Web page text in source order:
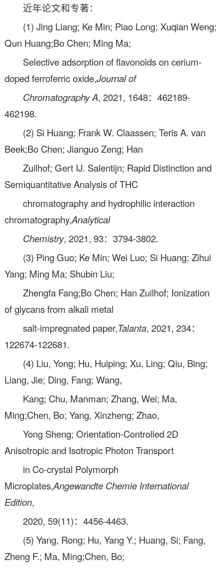
近年论文和专著：
(1) Jing Liang; Ke Min; Piao Long; Xuqian Weng;
Qun Huang;Bo Chen; Ming Ma;
Selective adsorption of flavonoids on cerium-
doped ferroferric oxide,Journal of
Chromatography A, 2021, 1648：462189-
462198.
(2) Si Huang; Frank W. Claassen; Teris A. van
Beek;Bo Chen; Jianguo Zeng; Han
Zuilhof; Gert IJ. Salentijn; Rapid Distinction and
Semiquantitative Analysis of THC
chromatography and hydrophilic interaction
chromatography,Analytical
Chemistry, 2021, 93：3794-3802.
(3) Ping Guo; Ke Min; Wei Luo; Si Huang; Zihui
Yang; Ming Ma; Shubin Liu;
Zhengfa Fang;Bo Chen; Han Zuilhof; Ionization
of glycans from alkali metal
salt-impregnated paper,Talanta, 2021, 234：
122674-122681.
(4) Liu, Yong; Hu, Huiping; Xu, Ling; Qiu, Bing;
Liang, Jie; Ding, Fang; Wang,
Kang; Chu, Manman; Zhang, Wei; Ma,
Ming;Chen, Bo; Yang, Xinzheng; Zhao,
Yong Sheng; Orientation-Controlled 2D
Anisotropic and Isotropic Photon Transport
in Co-crystal Polymorph
Microplates,Angewandte Chemie International
Edition,
2020, 59(11)：4456-4463.
(5) Yang, Rong; Hu, Yang Y.; Huang, Si; Fang,
Zheng F.; Ma, Ming;Chen, Bo;